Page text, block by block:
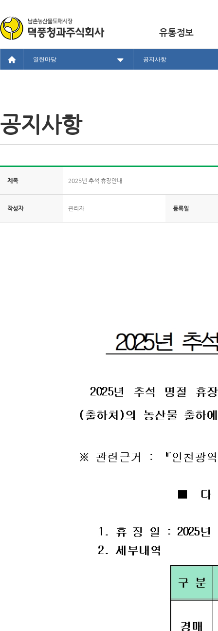
유통정보
열린마당 공지사항
공지사항
제목 2025년 추석 휴장안내
작성자 관리자 등록일